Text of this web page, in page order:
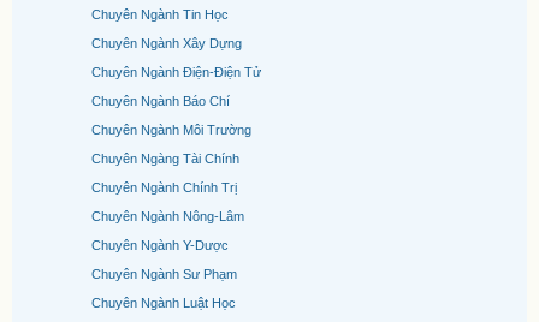
Chuyên Ngành Tin Học
Chuyên Ngành Xây Dựng
Chuyên Ngành Điện-Điện Tử
Chuyên Ngành Báo Chí
Chuyên Ngành Môi Trường
Chuyên Ngàng Tài Chính
Chuyên Ngành Chính Trị
Chuyên Ngành Nông-Lâm
Chuyên Ngành Y-Dược
Chuyên Ngành Sư Phạm
Chuyên Ngành Luật Học